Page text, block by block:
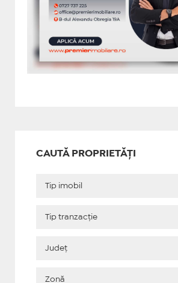
CAUTĂ PROPRIETĂȚI